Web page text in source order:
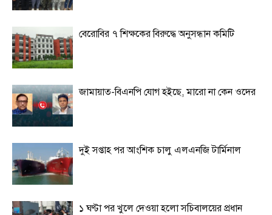
বেরোবির ৭ শিক্ষকের বিরুদ্ধে অনুসন্ধান কমিটি
জামায়াত-বিএনপি যোগ হইছে, মারো না কেন ওদের
দুই সপ্তাহ পর আংশিক চালু এলএনজি টার্মিনাল
১ ঘণ্টা পর খুলে দেওয়া হলো সচিবালয়ের প্রধান